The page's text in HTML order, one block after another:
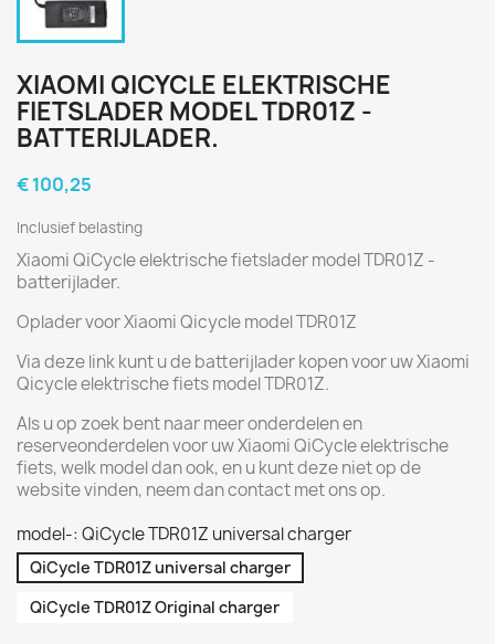
XIAOMI QICYCLE ELEKTRISCHE
FIETSLADER MODEL TDR01Z -
BATTERIJLADER.
€ 100,25
Inclusief belasting
Xiaomi QiCycle elektrische fietslader model TDR01Z -
batterijlader.
Oplader voor Xiaomi Qicycle model TDR01Z
Via deze link kunt u de batterijlader kopen voor uw Xiaomi
Qicycle elektrische fiets model TDR01Z.
Als u op zoek bent naar meer onderdelen en
reserveonderdelen voor uw Xiaomi QiCycle elektrische
fiets, welk model dan ook, en u kunt deze niet op de
website vinden, neem dan contact met ons op.
model-: QiCycle TDR01Z universal charger
QiCycle TDR01Z universal charger
QiCycle TDR01Z Original charger